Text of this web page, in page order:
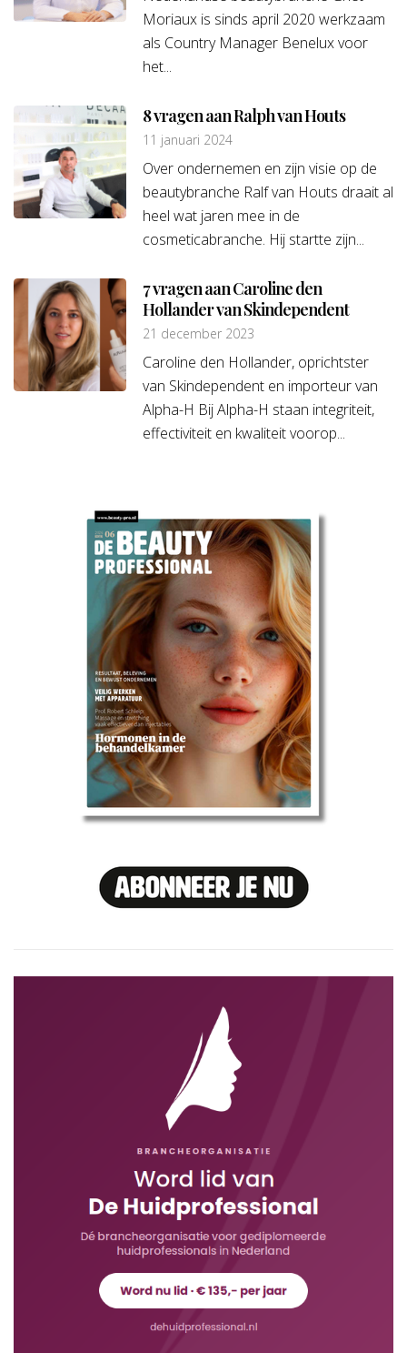
Moriaux is sinds april 2020 werkzaam
als Country Manager Benelux voor
het...
8 vragen aan Ralph van Houts
11 januari 2024
Over ondernemen en zijn visie op de
beautybranche Ralf van Houts draait al
heel wat jaren mee in de
cosmeticabranche. Hij startte zijn...
7 vragen aan Caroline den
Hollander van Skindependent
21 december 2023
Caroline den Hollander, oprichtster
van Skindependent en importeur van
Alpha-H Bij Alpha-H staan integriteit,
effectiviteit en kwaliteit voorop...